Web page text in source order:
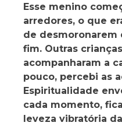
Esse menino
arredores, o que
de desmoronarem
fim. Outras
acompanharam a
pouco, percebi as
Espiritualidade
cada momento,
leveza vibratória